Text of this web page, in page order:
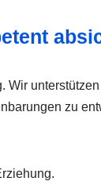
Wir
zu